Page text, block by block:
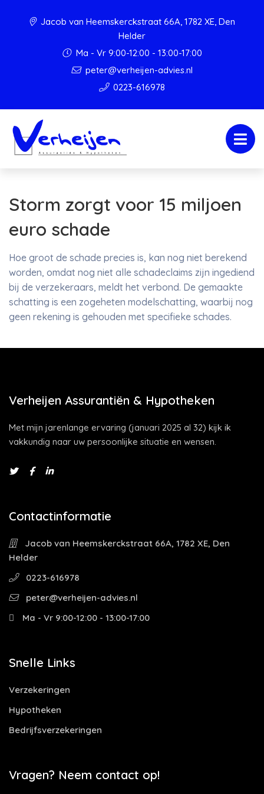
Jacob van Heemskerckstraat 66A, 1782 XE, Den
Helder
Ma - Vr 9:00-12:00 - 13:00-17:00
peter@verheijen-advies.nl
0223-616978
Storm zorgt voor 15 miljoen
euro schade
Hoe groot de schade precies is, kan nog niet berekend
worden, omdat nog niet alle schadeclaims zijn ingediend
bij de verzekeraars, meldt het verbond. De gemaakte
schatting is een zogeheten modelschatting, waarbij nog
geen rekening is gehouden met specifieke schades.
Verheijen Assurantiën & Hypotheken
Met mijn jarenlange ervaring (januari 2025 al 32) kijk ik
vakkundig naar uw persoonlijke situatie en wensen.
Contactinformatie
Jacob van Heemskerckstraat 66A, 1782 XE, Den
Helder
0223-616978
peter@verheijen-advies.nl
Ma - Vr 9:00-12:00 - 13:00-17:00
Snelle Links
Verzekeringen
Hypotheken
Bedrijfsverzekeringen
Vragen? Neem contact op!